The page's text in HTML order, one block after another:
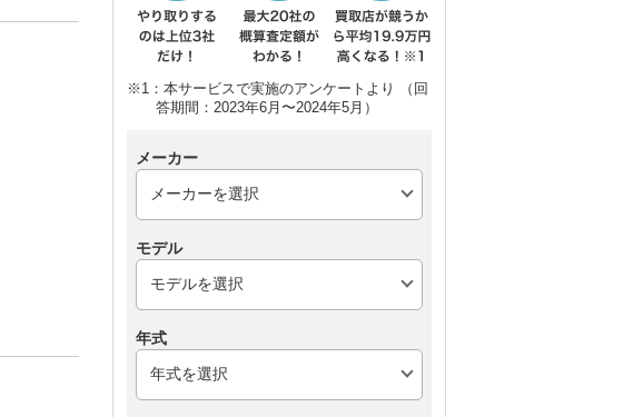
※1：本サービスで実施のアンケートより （回
答期間：2023年6月〜2024年5月）
メーカー
モデル
年式